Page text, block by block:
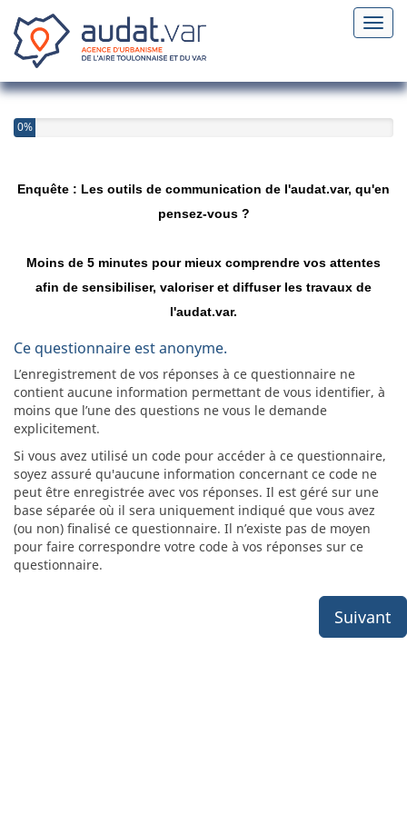
0%
Enquête : Les outils de communication de l'audat.var, qu'en
pensez-vous ?
Moins de 5 minutes pour mieux comprendre vos attentes
afin de sensibiliser, valoriser et diffuser les travaux de
l'audat.var.
Ce questionnaire est anonyme.
L’enregistrement de vos réponses à ce questionnaire ne
contient aucune information permettant de vous identifier, à
moins que l’une des questions ne vous le demande
explicitement.
Si vous avez utilisé un code pour accéder à ce questionnaire,
soyez assuré qu'aucune information concernant ce code ne
peut être enregistrée avec vos réponses. Il est géré sur une
base séparée où il sera uniquement indiqué que vous avez
(ou non) finalisé ce questionnaire. Il n’existe pas de moyen
pour faire correspondre votre code à vos réponses sur ce
questionnaire.
Suivant